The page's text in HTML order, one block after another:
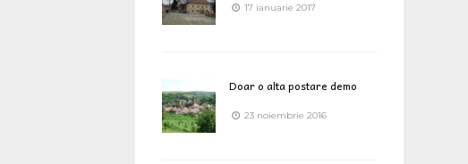
17 ianuarie 2017
Doar o alta postare demo
23 noiembrie 2016